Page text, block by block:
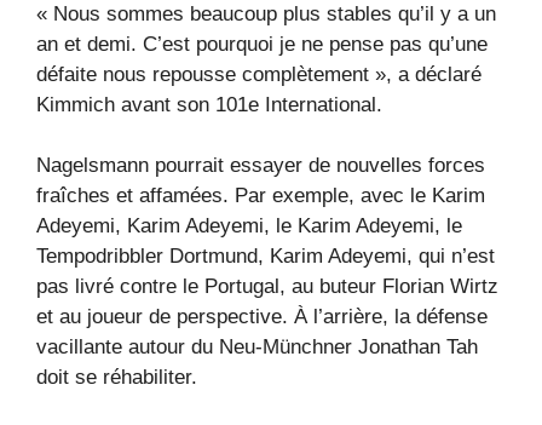
« Nous sommes beaucoup plus stables qu’il y a un
an et demi. C’est pourquoi je ne pense pas qu’une
défaite nous repousse complètement », a déclaré
Kimmich avant son 101e International.
Nagelsmann pourrait essayer de nouvelles forces
fraîches et affamées. Par exemple, avec le Karim
Adeyemi, Karim Adeyemi, le Karim Adeyemi, le
Tempodribbler Dortmund, Karim Adeyemi, qui n’est
pas livré contre le Portugal, au buteur Florian Wirtz
et au joueur de perspective. À l’arrière, la défense
vacillante autour du Neu-Münchner Jonathan Tah
doit se réhabiliter.